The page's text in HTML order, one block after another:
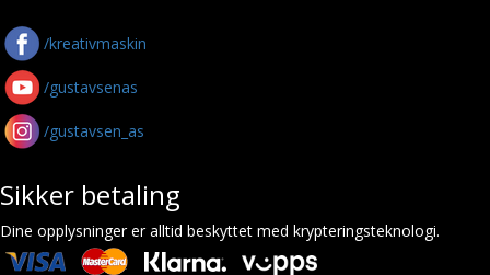
/kreativmaskin
/gustavsenas
/gustavsen_as
Sikker betaling
Dine opplysninger er alltid beskyttet med krypteringsteknologi.